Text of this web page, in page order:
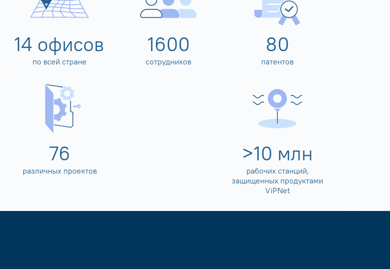
14 офисов
по всей стране
1600
сотрудников
80
патентов
80
различных проектов
>10 млн
рабочих станций,
защищенных продуктами
ViPNet